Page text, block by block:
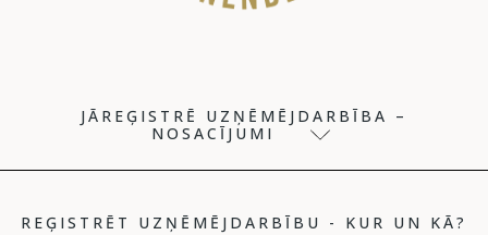
JĀREĢISTRĒ UZŅĒMĒJDARBĪBA –
NOSACĪJUMI
REĢISTRĒT UZŅĒMĒJDARBĪBU - KUR UN KĀ?